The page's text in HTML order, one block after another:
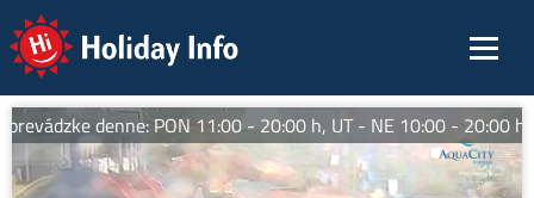
Holiday Info
denne: PON 11:00 - 20:00 h, UT - NE 10:00 - 20:00